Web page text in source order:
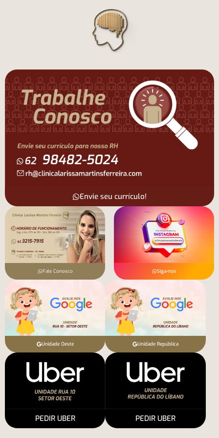
Envie seu currículo!
Fale Conosco Siga-nos
Unidade Oeste Unidade República
PEDIR UBER PEDIR UBER